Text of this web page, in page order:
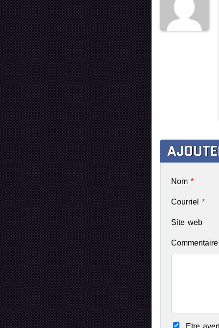
Nom *
Courriel *
Site web
Etre